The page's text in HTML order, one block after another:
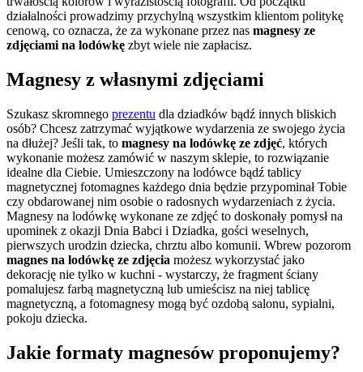
działalności prowadzimy przychylną wszystkim klientom politykę
cenową, co oznacza, że za wykonane przez nas magnesy ze
zdjęciami na lodówkę zbyt wiele nie zapłacisz.
Magnesy z własnymi zdjęciami
Szukasz skromnego prezentu dla dziadków bądź innych bliskich
osób? Chcesz zatrzymać wyjątkowe wydarzenia ze swojego życia
na dłużej? Jeśli tak, to magnesy na lodówkę ze zdjęć, których
wykonanie możesz zamówić w naszym sklepie, to rozwiązanie
idealne dla Ciebie. Umieszczony na lodówce bądź tablicy
magnetycznej fotomagnes każdego dnia będzie przypominał Tobie
czy obdarowanej nim osobie o radosnych wydarzeniach z życia.
Magnesy na lodówkę wykonane ze zdjęć to doskonały pomysł na
upominek z okazji Dnia Babci i Dziadka, gości weselnych,
pierwszych urodzin dziecka, chrztu albo komunii. Wbrew pozorom
magnes na lodówkę ze zdjęcia możesz wykorzystać jako
dekorację nie tylko w kuchni - wystarczy, że fragment ściany
pomalujesz farbą magnetyczną lub umieścisz na niej tablicę
magnetyczną, a fotomagnesy mogą być ozdobą salonu, sypialni,
pokoju dziecka.
Jakie formaty magnesów proponujemy?